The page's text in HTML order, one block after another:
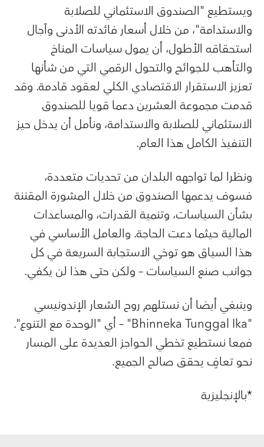
ويستطيع "الصندوق الاستئماني للصلابة
والاستدامة"، من خلال أسعار فائدته الأدنى وآجال
استحقاقه الأطول، أن يمول سياسات المناخ
والتأهب للجوائح والتحول الرقمي التي من شأنها
تعزيز الاستقرار الاقتصادي الكلي لعقود قادمة. وقد
قدمت مجموعة العشرين دعما قويا للصندوق
الاستئماني للصلابة والاستدامة، ونأمل أن يدخل حيز
التنفيذ الكامل هذا العام.
ونظرا لما تواجهه البلدان من تحديات متعددة،
فسوف يدعمها الصندوق من خلال المشورة المقننة
بشأن السياسات، وتنمية القدرات، والمساعدات
المالية حيثما دعت الحاجة. والعامل الأساسي في
هذا السياق هو توخي الاستجابة السريعة في كل
جوانب صنع السياسات – ولكن حتى هذا لن يكفي.
وينبغي أيضا أن نستلهم روح الشعار الإندونيسي
"
Bhinneka Tunggal Ika" – أي "الوحدة مع التنوع".
فمعا نستطيع تخطي الحواجز العديدة على المسار
نحو تعافٍ يحقق صالح الجميع.
*بالإنجليزية